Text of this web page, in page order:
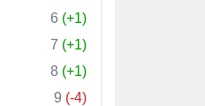
6 (+1)
7 (+1)
8 (+1)
9 (-4)